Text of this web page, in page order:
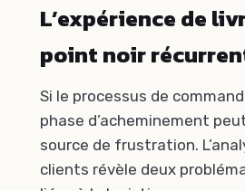
L’expérience de
point noir
Si le processus de
phase d’acheminement
source de frustration.
clients révèle deux